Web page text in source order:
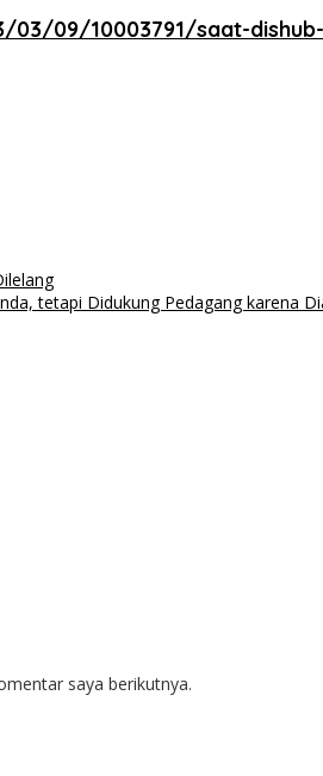
09/10003791/saat-
tetapi Didukung Pedagang karena
saya berikutnya.